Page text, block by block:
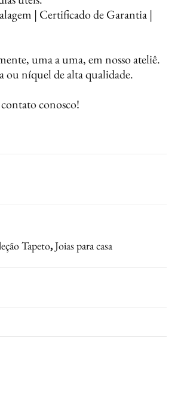
| Certificado de Garantia |
uma a uma, em nosso ateliê.
ou níquel de alta qualidade.
conosco!
Tapeto,Joias para casa